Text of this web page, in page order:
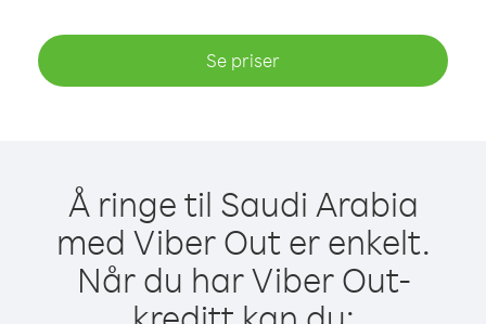
Se priser
Å ringe til Saudi Arabia
med Viber Out er enkelt.
Når du har Viber Out-